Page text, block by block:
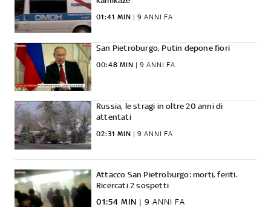
01:41 MIN | 9 ANNI FA
San Pietroburgo, Putin depone fiori
00:48 MIN | 9 ANNI FA
Russia, le stragi in oltre 20 anni di
attentati
02:31 MIN | 9 ANNI FA
Attacco San Pietroburgo: morti, feriti.
Ricercati 2 sospetti
01:54 MIN | 9 ANNI FA